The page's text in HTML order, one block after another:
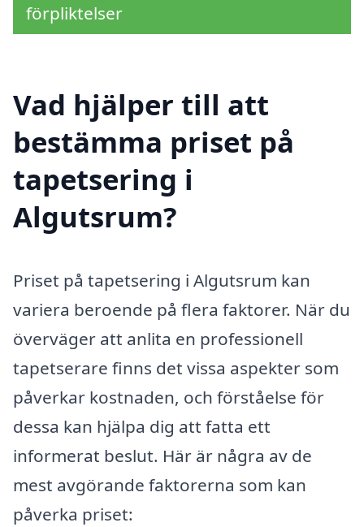
förpliktelser
Vad hjälper till att
bestämma priset på
tapetsering i
Algutsrum?
Priset på tapetsering i Algutsrum kan
variera beroende på flera faktorer. När du
överväger att anlita en professionell
tapetserare finns det vissa aspekter som
påverkar kostnaden, och förståelse för
dessa kan hjälpa dig att fatta ett
informerat beslut. Här är några av de
mest avgörande faktorerna som kan
påverka priset: